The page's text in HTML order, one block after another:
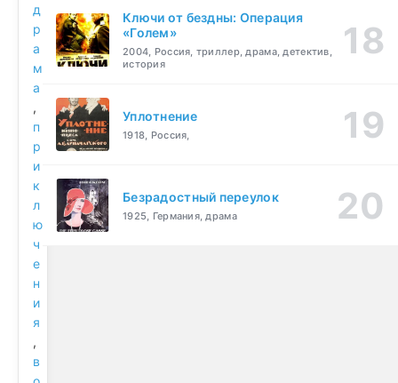
д
р
а
м
а
,
п
р
и
к
л
ю
ч
е
н
и
я
,
в
Ключи от бездны: Операция
«Голем»
2004, Россия, триллер, драма, детектив,
история
Уплотнение
1918, Россия,
Безрадостный переулок
1925, Германия, драма